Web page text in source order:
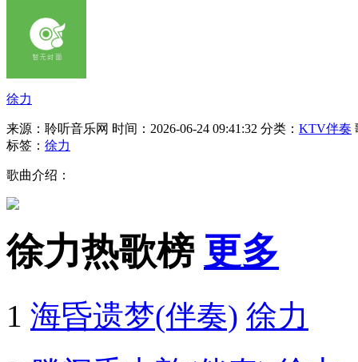
徐力
来源：聆听音乐网 时间：2026-06-24 09:41:32 分类： KTV伴奏
标签： 徐力
歌曲介绍：
徐力热歌榜 更多
1 海昏遗梦(伴奏) 徐力